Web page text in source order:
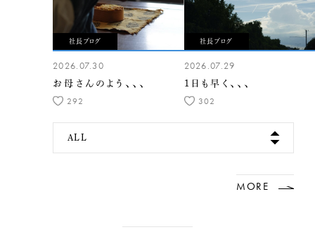
社長ブログ
2026.07.30
お母さんのよう、、、
292
社長ブログ
2026.07.29
1日も早く、、、
302
ALL
MORE